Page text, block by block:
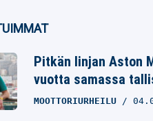
Pitkän linjan Aston
vuotta samassa
MOOTTORIURHEILU